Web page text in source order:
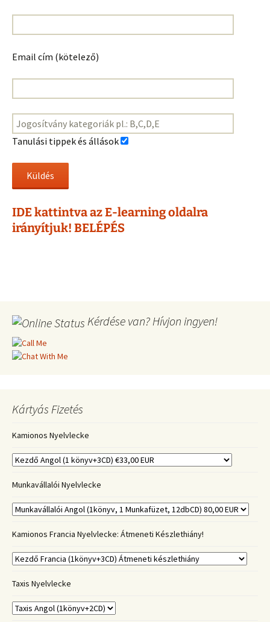
Email cím (kötelező)
Tanulási tippek és állások
IDE kattintva az E-learning oldalra
irányítjuk! BELÉPÉS
Kérdése van? Hívjon ingyen!
Kártyás Fizetés
Kamionos Nyelvlecke
Munkavállalói Nyelvlecke
Kamionos Francia Nyelvlecke: Átmeneti Készlethiány!
Taxis Nyelvlecke